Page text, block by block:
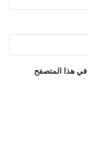
في هذا المتصفح